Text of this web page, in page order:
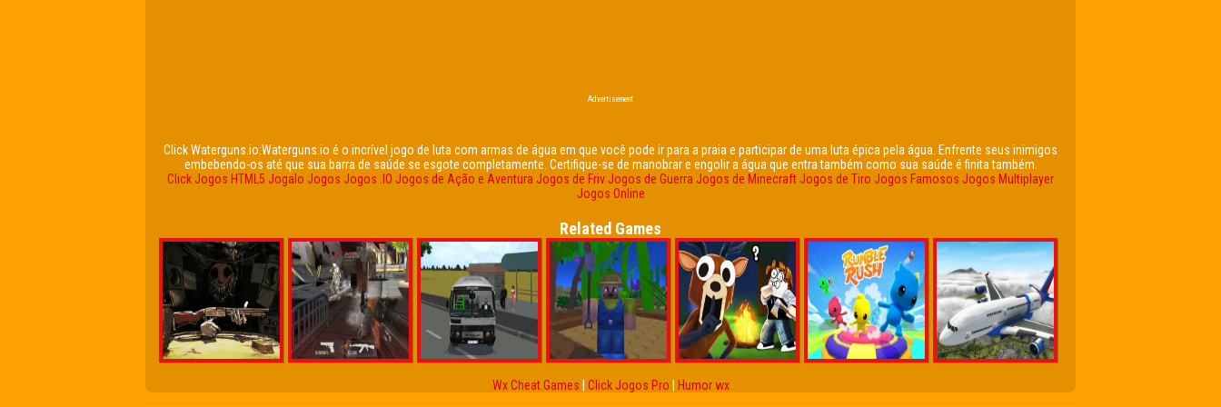
Advertisement
Click Waterguns.io:Waterguns.io é o incrível jogo de luta com armas de água em que você pode ir para a praia e participar de uma luta épica pela água. Enfrente seus inimigos
embebendo-os até que sua barra de saúde se esgote completamente. Certifique-se de manobrar e engolir a água que entra também como sua saúde é finita também.
Click Jogos HTML5 Jogalo Jogos Jogos .IO Jogos de Ação e Aventura Jogos de Friv Jogos de Guerra Jogos de Minecraft Jogos de Tiro Jogos Famosos Jogos Multiplayer
Jogos Online
Related Games
Wx Cheat Games Click Jogos Pro Humor wx